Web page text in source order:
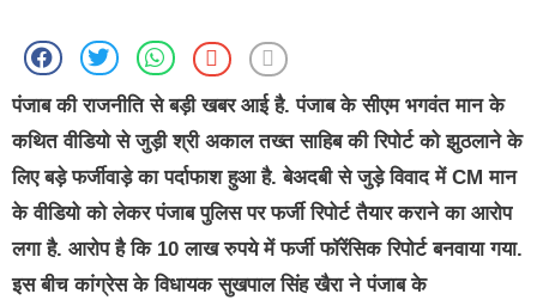
पंजाब की राजनीति से बड़ी खबर आई है. पंजाब के सीएम भगवंत मान के
कथित वीडियो से जुड़ी श्री अकाल तख्त साहिब की रिपोर्ट को झुठलाने के
लिए बड़े फर्जीवाड़े का पर्दाफाश हुआ है. बेअदबी से जुड़े विवाद में CM मान
के वीडियो को लेकर पंजाब पुलिस पर फर्जी रिपोर्ट तैयार कराने का आरोप
लगा है. आरोप है कि 10 लाख रुपये में फर्जी फॉरेंसिक रिपोर्ट बनवाया गया.
इस बीच कांग्रेस के विधायक सुखपाल सिंह खैरा ने पंजाब के